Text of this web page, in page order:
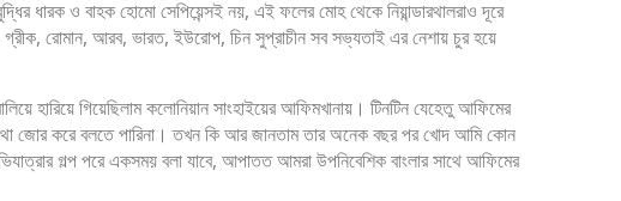
ধারক ও বাহক হোমো সেপিয়েন্সই নয়, এই ফলের মোহ থেকে নিয়ান্ডারথালরাও দূরে
রোমান, আরব, ভারত, ইউরোপ, চিন সুপ্রাচীন সব সভ্যতাই এর নেশায় চুর হয়ে
হারিয়ে গিয়েছিলাম কলোনিয়ান সাংহাইয়ের আফিমখানায়। টিনটিন যেহেতু আফিমের
জোর করে বলতে পারিনা। তখন কি আর জানতাম তার অনেক বছর পর খোদ আমি কোন
গল্প পরে একসময় বলা যাবে, আপাতত আমরা উপনিবেশিক বাংলার সাথে আফিমের